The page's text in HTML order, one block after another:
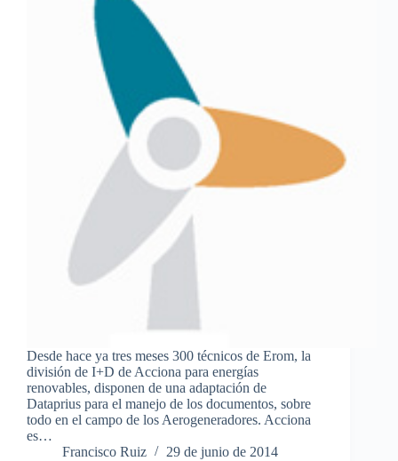
Desde hace ya tres meses 300 técnicos de Erom, la
división de I+D de Acciona para energías
renovables, disponen de una adaptación de
Dataprius para el manejo de los documentos, sobre
todo en el campo de los Aerogeneradores. Acciona
es…
Francisco Ruiz
29 de junio de 2014